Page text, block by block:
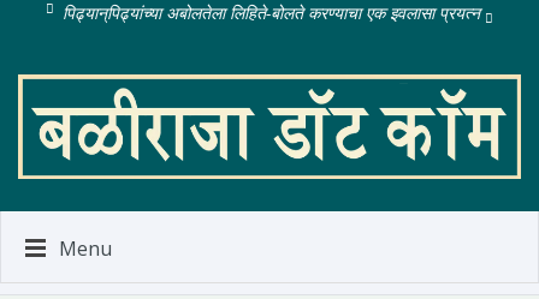
पिढ्यान्‌पिढ्यांच्या अबोलतेला लिहिते-बोलते करण्याचा एक इवलासा प्रयत्न
Menu